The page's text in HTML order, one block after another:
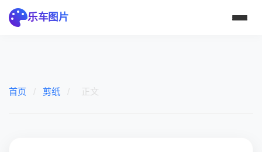
乐车图片
首页 / 剪纸 / 正文